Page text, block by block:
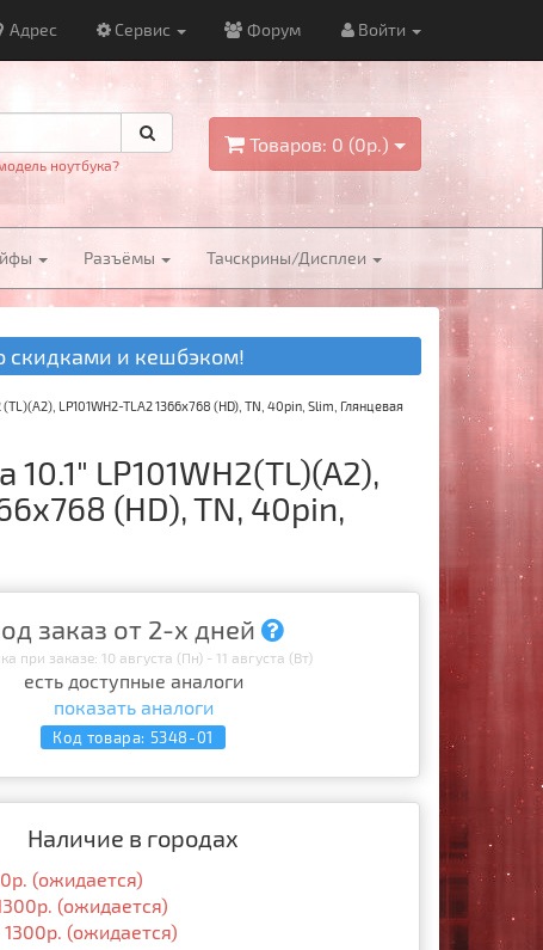
Адрес Сервис Форум Войти
ноутбука?
Товаров: 0 (0р.)
Разъёмы Тачскрины/Дисплеи
скидками и кешбэком!
LP101WH2-TLA2 1366x768 (HD), TN, 40pin, Slim, Глянцевая
LP101WH2(TL)(A2),
(HD), TN, 40pin,
заказ от 2-х дней
при заказе: 10 августа (Пн) - 11 августа (Вт)
есть доступные аналоги
показать аналоги
Код товара: 5348-01
Наличие в городах
(ожидается)
(ожидается)
(ожидается)